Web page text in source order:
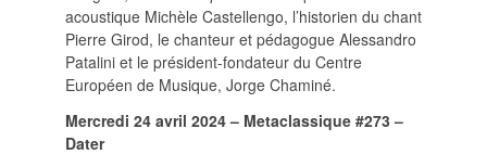
acoustique Michèle Castellengo, l’historien du chant
Pierre Girod, le chanteur et pédagogue Alessandro
Patalini et le président-fondateur du Centre
Européen de Musique, Jorge Chaminé.
Mercredi 24 avril 2024 – Metaclassique #273 –
Dater